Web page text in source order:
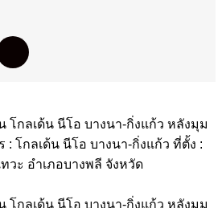
าชาเทวะ อำเภ
หวัดสมุทรปรากา